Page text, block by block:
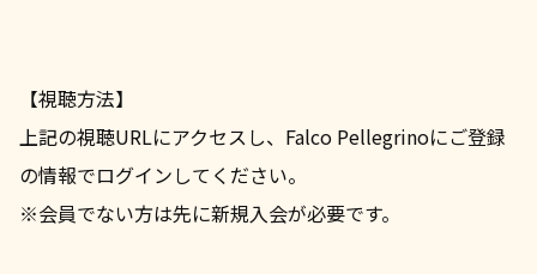
【視聴方法】
上記の視聴URLにアクセスし、Falco Pellegrinoにご登録
の情報でログインしてください。
※会員でない方は先に新規入会が必要です。